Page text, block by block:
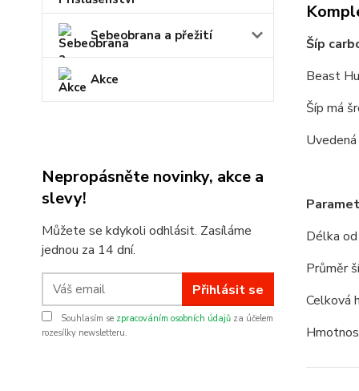
Sebeobrana a přežití
Akce
Nepropásněte novinky, akce a
slevy!
Můžete se kdykoli odhlásit. Zasíláme
jednou za 14 dní.
Přihlásit se
Souhlasím se zpracováním osobních údajů za účelem
rozesílky newsletteru.
Šíp
Beast
Šíp má
Délka
Průměr
Celková